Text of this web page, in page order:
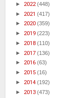
► 2022(448)
► 2021 (417)
► 2020 (359)
► 2019 (223)
► 2018 (110)
► 2017 (136)
► 2016 (63)
► 2015 (16)
► 2014 (192)
► 2013 (473)